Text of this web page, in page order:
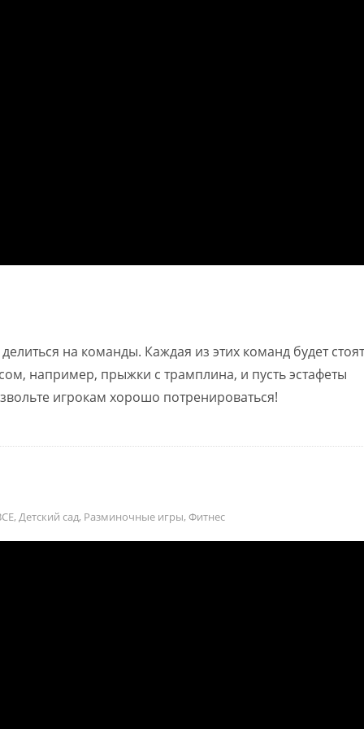
на команды. Каждая из этих команд будет
например, прыжки с трамплина, и пусть эстафеты
игрокам хорошо потренироваться!
, Детский сад, Разминочные игры, Фитнес